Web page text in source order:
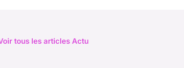
tous les articles Actu